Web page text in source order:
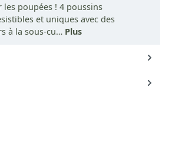
les poupées ! 4 poussins
et uniques avec des
à la sous-cu… Plus